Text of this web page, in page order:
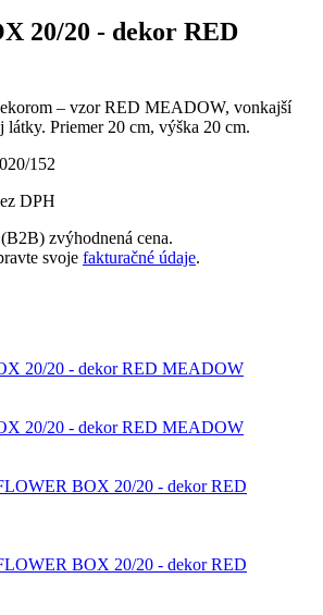
20/20 - dekor RED
– vzor RED MEADOW, vonkajší
látky. Priemer 20 cm, výška 20 cm.
152
DPH
zvýhodnená cena.
svoje fakturačné údaje.
20/20 - dekor RED MEADOW
20/20 - dekor RED MEADOW
BOX 20/20 - dekor RED
BOX 20/20 - dekor RED